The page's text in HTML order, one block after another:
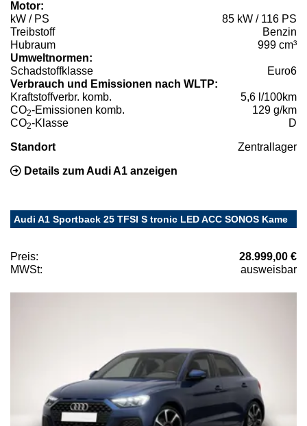
Motor:
kW / PS
85 kW / 116 PS
Treibstoff
Benzin
Hubraum
999 cm³
Umweltnormen:
Schadstoffklasse
Euro6
Verbrauch und Emissionen nach WLTP:
Kraftstoffverbr. komb.
5,6 l/100km
CO2-Emissionen komb.
129 g/km
CO2-Klasse D
Standort Zentrallager
Details zum Audi A1 anzeigen
Audi A1 Sportback 25 TFSI S tronic LED ACC SONOS Kame
Preis:
28.999,00 €
MWSt:
ausweisbar